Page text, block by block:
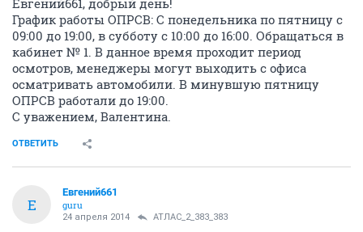
Евгений661, добрый день!
График работы ОПРСВ: С понедельника по пятницу с
09:00 до 19:00, в субботу с 10:00 до 16:00. Обращаться в
кабинет № 1. В данное время проходит период
осмотров, менеджеры могут выходить с офиса
осматривать автомобили. В минувшую пятницу
ОПРСВ работали до 19:00.
С уважением, Валентина.
ОТВЕТИТЬ
Е
Евгений661
guru
24 апреля 2014 АТЛАС_2_383_383